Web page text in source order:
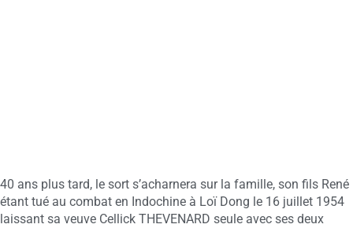
40 ans plus tard, le sort s’acharnera sur la famille, son fils René
étant tué au combat en Indochine à Loï Dong le 16 juillet 1954
laissant sa veuve Cellick THEVENARD seule avec ses deux